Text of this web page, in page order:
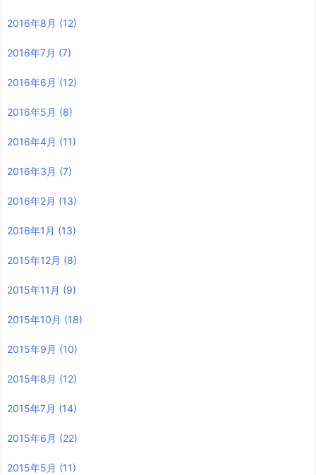
2016年8月 (12)
2016年7月 (7)
2016年6月 (12)
2016年5月 (8)
2016年4月 (11)
2016年3月 (7)
2016年2月 (13)
2016年1月 (13)
2015年12月 (8)
2015年11月 (9)
2015年10月 (18)
2015年9月 (10)
2015年8月 (12)
2015年7月 (14)
2015年6月 (22)
2015年5月 (11)